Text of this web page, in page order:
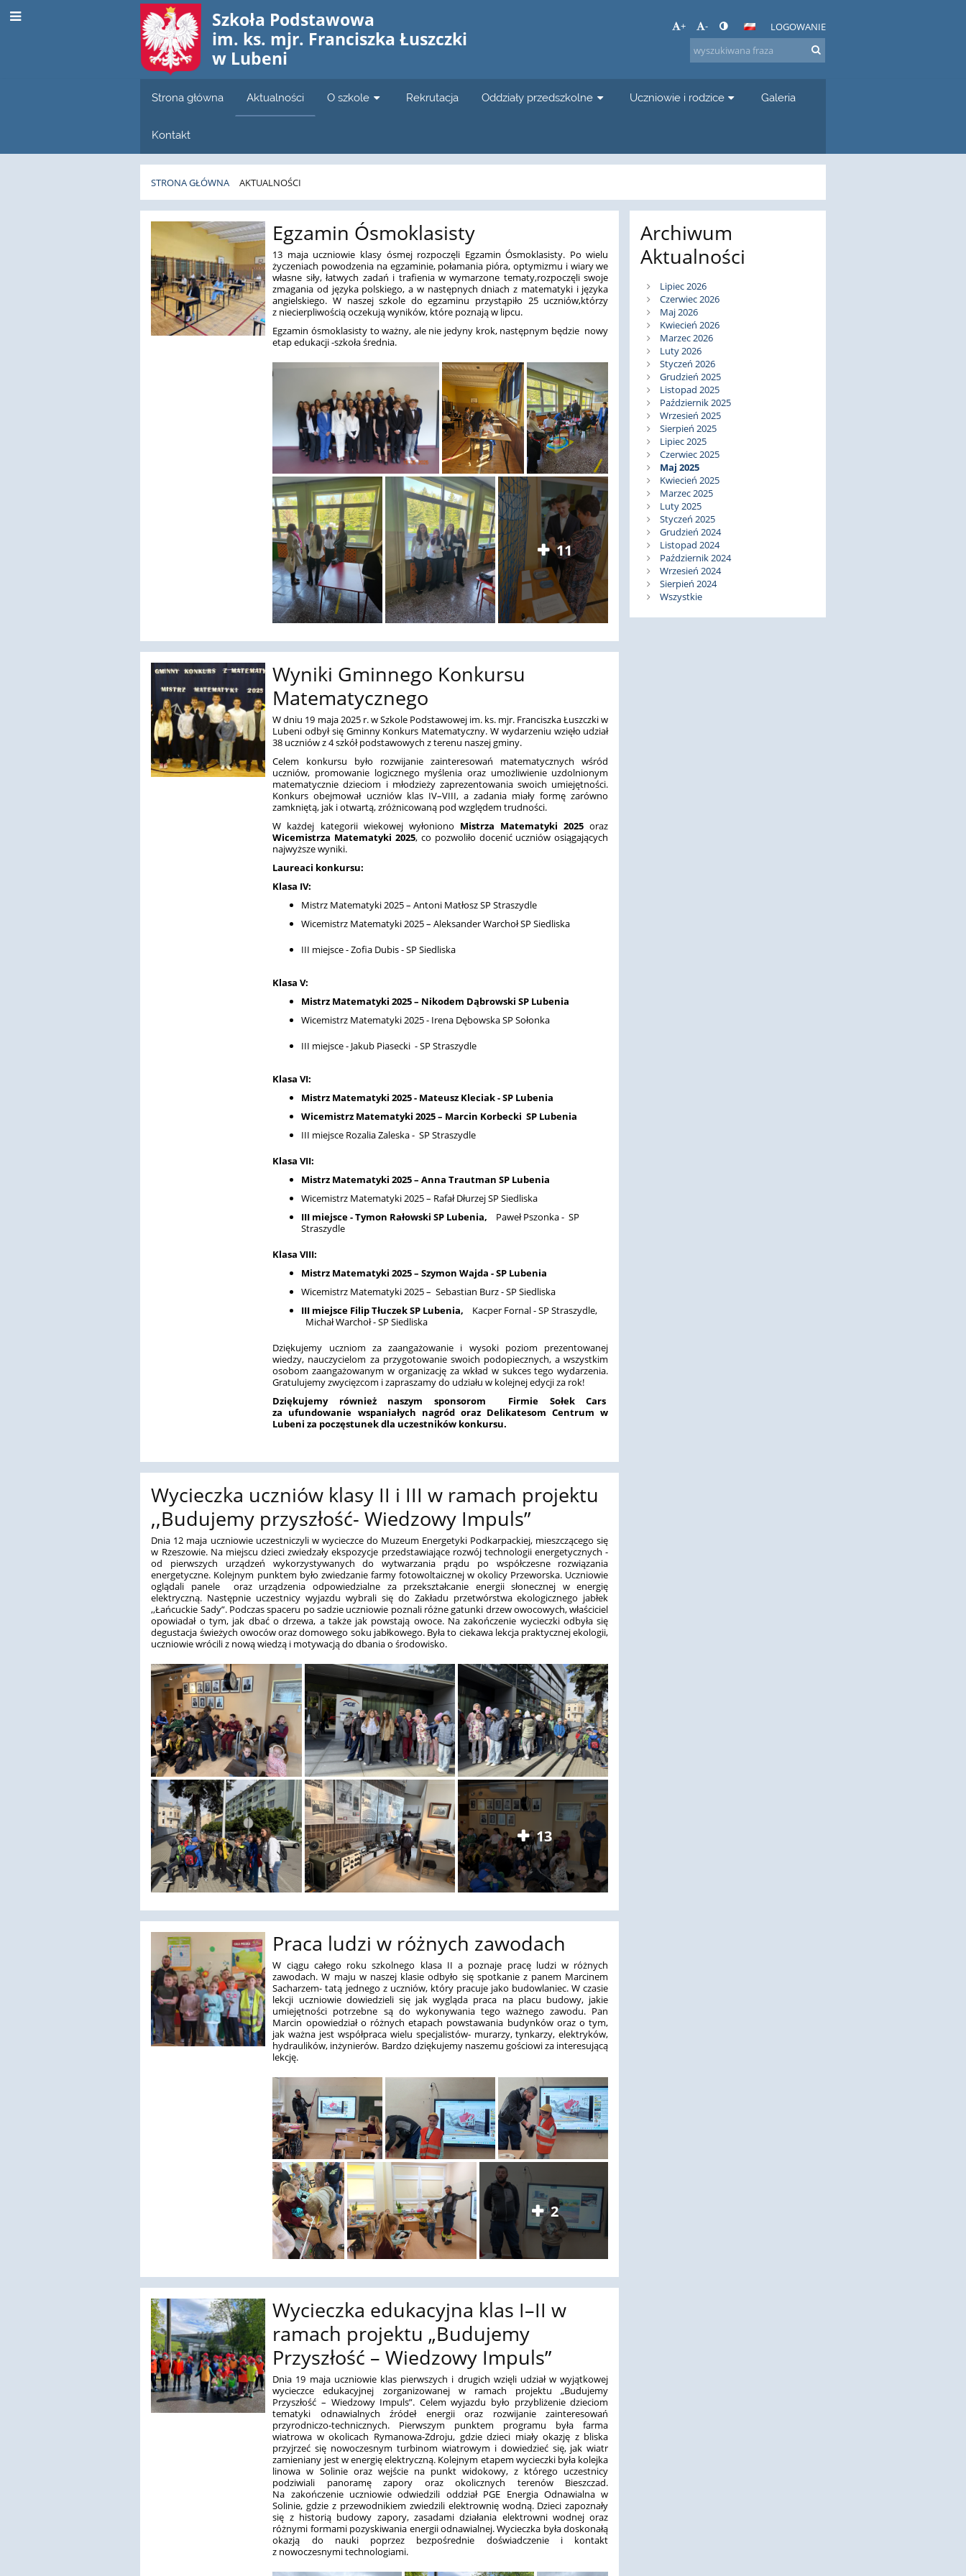
Szkoła Podstawowa
im. ks. mjr. Franciszka Łuszczki
w Lubeni
+ - LOGOWANIE
Strona główna Aktualności O szkole Rekrutacja Oddziały przedszkolne Uczniowie i rodzice Galeria
Kontakt
STRONA GŁÓWNA AKTUALNOŚCI
Aktualności Egzamin Ósmoklasisty
13 maja uczniowie klasy ósmej rozpoczęli Egzamin Ósmoklasisty. Po wielu
życzeniach powodzenia na egzaminie, połamania pióra, optymizmu i wiary we
własne siły, łatwych zadań i trafienia w wymarzone tematy,rozpoczęli swoje
zmagania od języka polskiego, a w następnych dniach z matematyki i języka
angielskiego. W naszej szkole do egzaminu przystąpiło 25 uczniów,którzy
z niecierpliwością oczekują wyników, które poznają w lipcu.
Egzamin ósmoklasisty to ważny, ale nie jedyny krok, następnym będzie nowy
etap edukacji -szkoła średnia.
11
Wyniki Gminnego Konkursu
Matematycznego
W dniu 19 maja 2025 r. w Szkole Podstawowej im. ks. mjr. Franciszka Łuszczki w
Lubeni odbył się Gminny Konkurs Matematyczny. W wydarzeniu wzięło udział
38 uczniów z 4 szkół podstawowych z terenu naszej gminy.
Celem konkursu było rozwijanie zainteresowań matematycznych wśród
uczniów, promowanie logicznego myślenia oraz umożliwienie uzdolnionym
matematycznie dzieciom i młodzieży zaprezentowania swoich umiejętności.
Konkurs obejmował uczniów klas IV–VIII, a zadania miały formę zarówno
zamkniętą, jak i otwartą, zróżnicowaną pod względem trudności.
W każdej kategorii wiekowej wyłoniono Mistrza Matematyki 2025 oraz
Wicemistrza Matematyki 2025, co pozwoliło docenić uczniów osiągających
najwyższe wyniki.
Laureaci konkursu:
Klasa IV:
Mistrz Matematyki 2025 –Antoni Matłosz SP Straszydle
Wicemistrz Matematyki 2025 –Aleksander Warchoł SP Siedliska
III miejsce - Zofia Dubis - SP Siedliska
Klasa V:
Mistrz Matematyki 2025 – Nikodem Dąbrowski SP Lubenia
Wicemistrz Matematyki 2025 - Irena Dębowska SP Sołonka
III miejsce - Jakub Piasecki - SP Straszydle
Klasa VI:
Mistrz Matematyki 2025 - Mateusz Kleciak - SP Lubenia
Wicemistrz Matematyki 2025 – Marcin Korbecki SP Lubenia
III miejsce Rozalia Zaleska - SP Straszydle
Klasa VII:
Mistrz Matematyki 2025 – Anna Trautman SP Lubenia
Wicemistrz Matematyki 2025 – Rafał Dłurzej SP Siedliska
III miejsce - Tymon Rałowski SP Lubenia, Paweł Pszonka - SP
Straszydle
Klasa VIII:
Mistrz Matematyki 2025 – Szymon Wajda - SP Lubenia
Wicemistrz Matematyki 2025 – Sebastian Burz - SP Siedliska
III miejsce Filip Tłuczek SP Lubenia, Kacper Fornal - SP Straszydle,
Michał Warchoł -SP Siedliska
Dziękujemy uczniom za zaangażowanie i wysoki poziom prezentowanej
wiedzy, nauczycielom za przygotowanie swoich podopiecznych, a wszystkim
osobom zaangażowanym w organizację za wkład w sukces tego wydarzenia.
Gratulujemy zwycięzcom i zapraszamy do udziału w kolejnej edycji za rok!
Dziękujemy również naszym sponsorom Firmie Sołek Cars
za ufundowanie wspaniałych nagród oraz Delikatesom Centrum w
Lubeni za poczęstunek dla uczestników konkursu.
Wycieczka uczniów klasy II i III w ramach projektu
,,Budujemy przyszłość- Wiedzowy Impuls”
Dnia 12 maja uczniowie uczestniczyli w wycieczce do Muzeum Energetyki Podkarpackiej, mieszczącego się
w Rzeszowie. Na miejscu dzieci zwiedzały ekspozycje przedstawiające rozwój technologii energetycznych -
od pierwszych urządzeń wykorzystywanych do wytwarzania prądu po współczesne rozwiązania
energetyczne. Kolejnym punktem było zwiedzanie farmy fotowoltaicznej w okolicy Przeworska. Uczniowie
oglądali panele oraz urządzenia odpowiedzialne za przekształcanie energii słonecznej w energię
elektryczną. Następnie uczestnicy wyjazdu wybrali się do Zakładu przetwórstwa ekologicznego jabłek
,,Łańcuckie Sady”. Podczas spaceru po sadzie uczniowie poznali różne gatunki drzew owocowych, właściciel
opowiadał o tym, jak dbać o drzewa, a także jak powstają owoce. Na zakończenie wycieczki odbyła się
degustacja świeżych owoców oraz domowego soku jabłkowego. Była to ciekawa lekcja praktycznej ekologii,
uczniowie wrócili z nową wiedzą i motywacją do dbania o środowisko.
13
Praca ludzi w różnych zawodach
W ciągu całego roku szkolnego klasa II a poznaje pracę ludzi w różnych
zawodach. W maju w naszej klasie odbyło się spotkanie z panem Marcinem
Sacharzem- tatą jednego z uczniów, który pracuje jako budowlaniec. W czasie
lekcji uczniowie dowiedzieli się jak wygląda praca na placu budowy, jakie
umiejętności potrzebne są do wykonywania tego ważnego zawodu. Pan
Marcin opowiedział o różnych etapach powstawania budynków oraz o tym,
jak ważna jest współpraca wielu specjalistów- murarzy, tynkarzy, elektryków,
hydraulików, inżynierów. Bardzo dziękujemy naszemu gościowi za interesującą
lekcję.
2
Wycieczka edukacyjna klas I–II w
ramach projektu „Budujemy
Przyszłość – Wiedzowy Impuls”
Dnia 19 maja uczniowie klas pierwszych i drugich wzięli udział w wyjątkowej
wycieczce edukacyjnej zorganizowanej w ramach projektu „Budujemy
Przyszłość – Wiedzowy Impuls”. Celem wyjazdu było przybliżenie dzieciom
tematyki odnawialnych źródeł energii oraz rozwijanie zainteresowań
przyrodniczo-technicznych. Pierwszym punktem programu była farma
wiatrowa w okolicach Rymanowa-Zdroju, gdzie dzieci miały okazję z bliska
przyjrzeć się nowoczesnym turbinom wiatrowym i dowiedzieć się, jak wiatr
zamieniany jest w energię elektryczną. Kolejnym etapem wycieczki była kolejka
linowa w Solinie oraz wejście na punkt widokowy, z którego uczestnicy
podziwiali panoramę zapory oraz okolicznych terenów Bieszczad.
Na zakończenie uczniowie odwiedzili oddział PGE Energia Odnawialna w
Solinie, gdzie z przewodnikiem zwiedzili elektrownię wodną. Dzieci zapoznały
się z historią budowy zapory, zasadami działania elektrowni wodnej oraz
różnymi formami pozyskiwania energii odnawialnej. Wycieczka była doskonałą
okazją do nauki poprzez bezpośrednie doświadczenie i kontakt
z nowoczesnymi technologiami.
Archiwum
Aktualności
Lipiec 2026
Czerwiec 2026
Maj 2026
Kwiecień 2026
Marzec 2026
Luty 2026
Styczeń 2026
Grudzień 2025
Listopad 2025
Październik 2025
Wrzesień 2025
Sierpień 2025
Lipiec 2025
Czerwiec 2025
Maj 2025
Kwiecień 2025
Marzec 2025
Luty 2025
Styczeń 2025
Grudzień 2024
Listopad 2024
Październik 2024
Wrzesień 2024
Sierpień 2024
Wszystkie